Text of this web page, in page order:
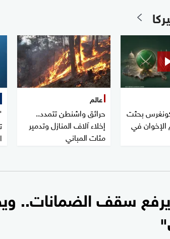
بحثت
في
عالم
حرائق واشنطن تتمدد..
إخلاء آلاف المنازل وتدمير
مئات المباني
سقف الضمانات..